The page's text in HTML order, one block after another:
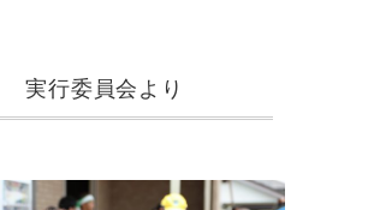
実行委員会より